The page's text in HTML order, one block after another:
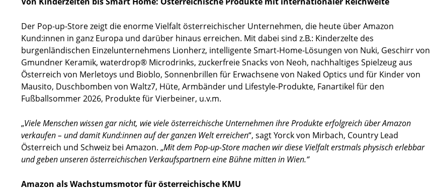
Der Pop-up-Store zeigt die enorme Vielfalt österreichischer Unternehmen, die heute über Amazon
Kund:innen in ganz Europa und darüber hinaus erreichen. Mit dabei sind z.B.: Kinderzelte des
burgenländischen Einzelunternehmens Lionherz, intelligente Smart-Home-Lösungen von Nuki, Geschirr von
Gmundner Keramik, waterdrop® Microdrinks, zuckerfreie Snacks von Neoh, nachhaltiges Spielzeug aus
Österreich von Merletoys und Bioblo, Sonnenbrillen für Erwachsene von Naked Optics und für Kinder von
Mausito, Duschbomben von Waltz7, Hüte, Armbänder und Lifestyle-Produkte, Fanartikel für den
Fußballsommer 2026, Produkte für Vierbeiner, u.v.m.
„Viele Menschen wissen gar nicht, wie viele österreichische Unternehmen ihre Produkte erfolgreich über Amazon
verkaufen – und damit Kund:innen auf der ganzen Welt erreichen“, sagt Yorck von Mirbach, Country Lead
Österreich und Schweiz bei Amazon. „Mit dem Pop-up-Store machen wir diese Vielfalt erstmals physisch erlebbar
und geben unseren österreichischen Verkaufspartnern eine Bühne mitten in Wien.“
Amazon als Wachstumsmotor für österreichische KMU